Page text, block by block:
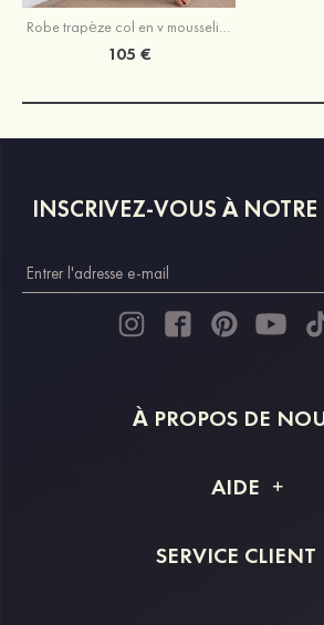
Robe trapèze col en v mousseline longueur ras du sol sans manches robe de demoiselle d'honneur
105 €
INSCRIVEZ-VOUS À NOTRE
À PROPOS DE
Livraison
AIDE
Retour et
SERVICE CLIENT